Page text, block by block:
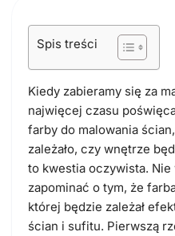
Spis treści
Kiedy zabieramy się za
najwięcej czasu
farby do malowania
zależało, czy wnętrze
to kwestia oczywista. Nie
zapominać o tym, że
której będzie zależał
ścian i sufitu. Pierwszą